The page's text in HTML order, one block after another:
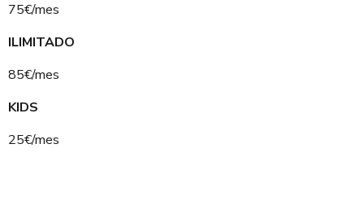
75€/mes
ILIMITADO
85€/mes
KIDS
25€/mes